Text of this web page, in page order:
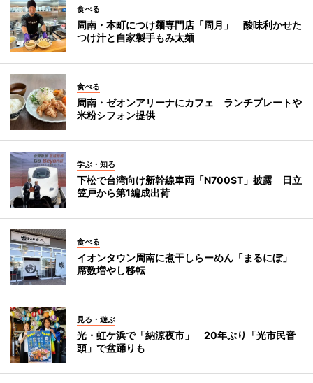
食べる
周南・本町につけ麺専門店「周月」 酸味利かせた
つけ汁と自家製手もみ太麺
食べる
周南・ゼオンアリーナにカフェ ランチプレートや
米粉シフォン提供
学ぶ・知る
下松で台湾向け新幹線車両「N700ST」披露 日立
笠戸から第1編成出荷
食べる
イオンタウン周南に煮干しらーめん「まるにぼ」
席数増やし移転
見る・遊ぶ
光・虹ケ浜で「納涼夜市」 20年ぶり「光市民音
頭」で盆踊りも